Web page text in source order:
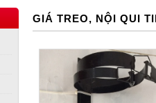
GIÁ TREO, NỘI QUI